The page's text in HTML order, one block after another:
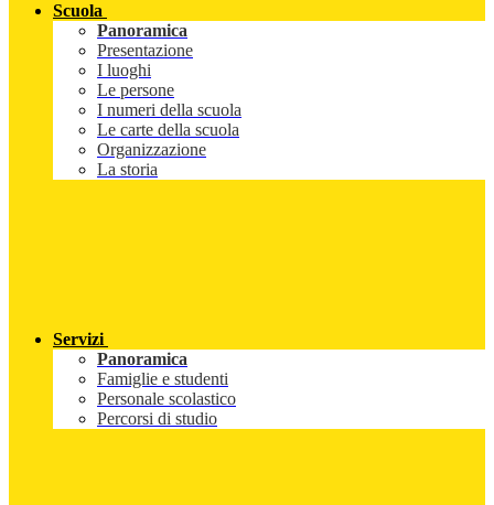
Scuola
Panoramica
Presentazione
I luoghi
Le persone
I numeri della scuola
Le carte della scuola
Organizzazione
La storia
Servizi
Panoramica
Famiglie e studenti
Personale scolastico
Percorsi di studio